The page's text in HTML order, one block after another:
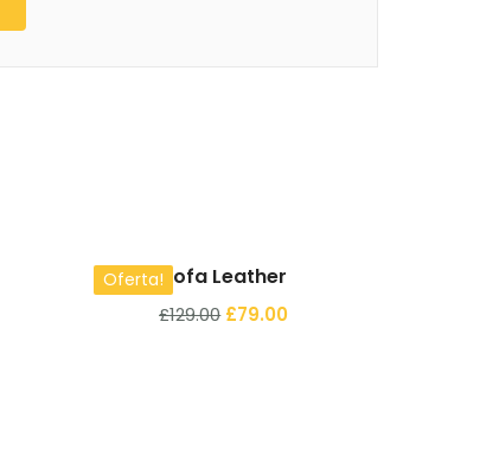
Oferta!Sofa Leather
£129.00 £79.00